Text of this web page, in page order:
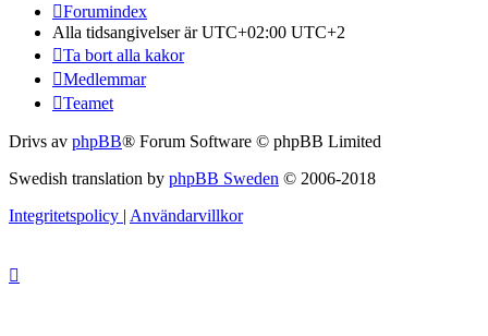
Forumindex
Alla tidsangivelser är UTC+02:00 UTC+2
Ta bort alla kakor
Medlemmar
Teamet
Drivs av phpBB® Forum Software © phpBB Limited
Swedish translation by phpBB Sweden © 2006-2018
Integritetspolicy | Användarvillkor